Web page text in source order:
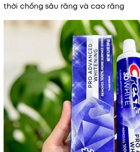
thời chống sâu răng và cao răng